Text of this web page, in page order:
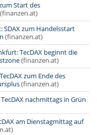
Start des
(finanzen.at)
zum Handelsstart
(finanzen.at)
TecDAX beginnt die
(finanzen.at)
zum Ende des
(finanzen.at)
nachmittags in Grün
am Dienstagmittag auf